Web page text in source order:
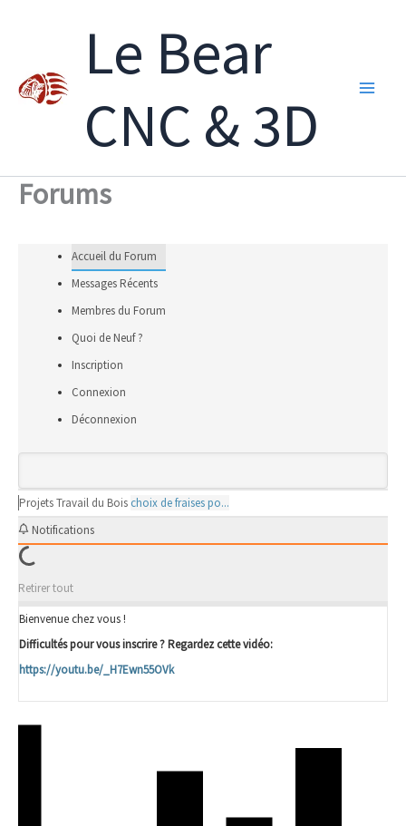
Le Bear
CNC & 3D
Forums
Accueil du Forum
Messages Récents
Membres du Forum
Quoi de Neuf ?
Inscription
Connexion
Déconnexion
ProjetsTravail du Bois choix de fraises po...
Notifications
Retirer tout
Bienvenue chez vous !
Difficultés pour vous inscrire ? Regardez cette vidéo:
https://youtu.be/_H7Ewn55OVk